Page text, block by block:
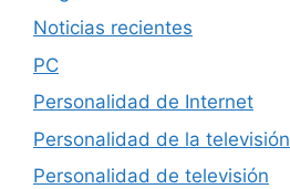
Noticias recientes
PC
Personalidad de Internet
Personalidad de la televisión
Personalidad de televisión